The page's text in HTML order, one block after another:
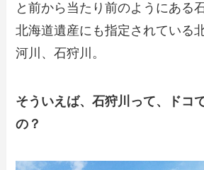
と前から当たり前のようにある
北海道遺産にも指定されている
河川、石狩川。
そういえば、石狩川って、ドコ
の？